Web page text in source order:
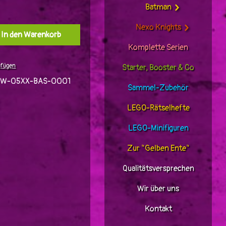
Batman
Nexo Knights
Komplette Serien
Starter, Booster & Co
Sammel-Zubehör
LEGO-Rätselhefte
LEGO-Minifiguren
Zur "Gelben Ente"
Qualitätsversprechen
Wir über uns
Kontakt
Gib den gewünschten Wert ein oder
In den Warenkorb
05XX-BAS-0001